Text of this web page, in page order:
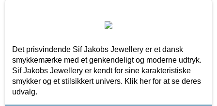
Det prisvindende Sif Jakobs Jewellery er et dansk
smykkemærke med et genkendeligt og moderne udtryk.
Sif Jakobs Jewellery er kendt for sine karakteristiske
smykker og et stilsikkert univers. Klik her for at se deres
udvalg.